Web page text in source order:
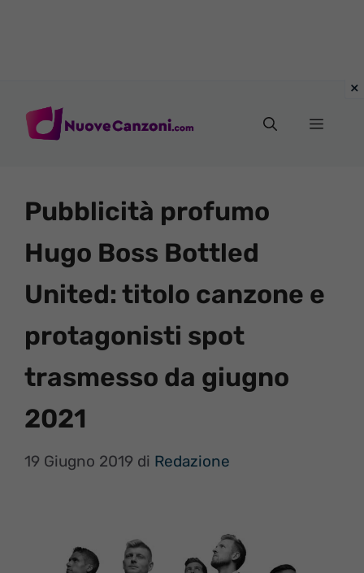
Menu
Pubblicità profumo
Hugo Boss Bottled
United: titolo canzone e
protagonisti spot
trasmesso da giugno
2021
19 Giugno 2019 di Redazione